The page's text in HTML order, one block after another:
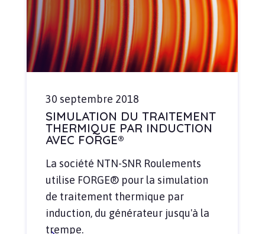
30 septembre 2018
SIMULATION DU TRAITEMENT
THERMIQUE PAR INDUCTION
AVEC FORGE®
La société NTN-SNR Roulements
utilise FORGE® pour la simulation
de traitement thermique par
induction, du générateur jusqu'à la
trempe.